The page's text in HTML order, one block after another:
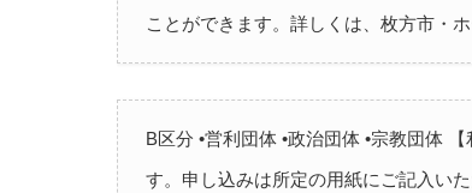
ことができます。詳しくは、枚方市・
B区分 •営利団体 •政治団体 •宗教団体
す。申し込みは所定の用紙にご記入い